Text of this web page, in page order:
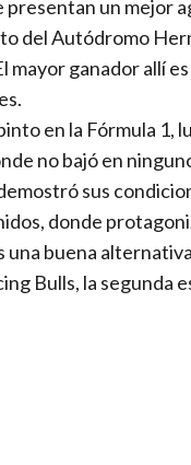
un mejor
del Autódromo
mayor ganador allí
en la Fórmula 1,
no bajó en
sus
donde
buena
Bulls, la segunda